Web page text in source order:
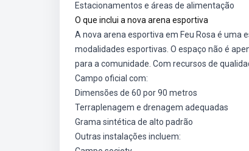
Estacionamentos e áreas de alimentação
O que inclui a nova arena esportiva
A nova arena esportiva em Feu Rosa é
modalidades esportivas. O espaço não é
para a comunidade. Com recursos de
Campo oficial com:
Dimensões de 60 por 90 metros
Terraplenagem e drenagem adequadas
Grama sintética de alto padrão
Outras instalações incluem: